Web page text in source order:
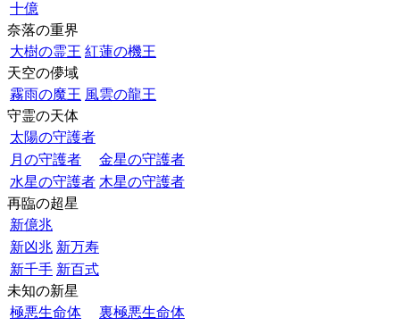
十億
奈落の重界
大樹の霊王 紅蓮の機王
天空の儚域
霧雨の魔王 風雲の龍王
守霊の天体
太陽の守護者
月の守護者
金星の守護者
水星の守護者 木星の守護者
再臨の超星
新億兆
新凶兆 新万寿
新千手 新百式
未知の新星
極悪生命体
裏極悪生命体